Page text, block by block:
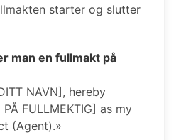
starter og slutter
man en fullmakt på
NAVN], hereby
FULLMEKTIG] as my
(Agent).»